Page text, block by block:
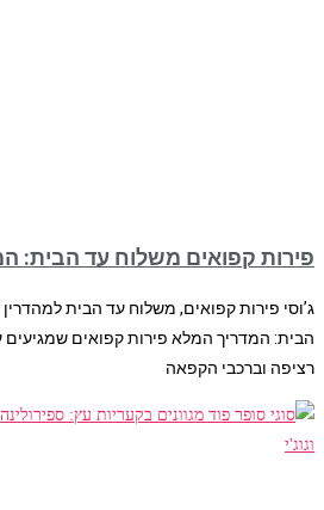
פירות קפואים משלוח עד הבית:
ג’וסי פירות קפואים, משלוח עד הבית
הבית: המדריך המלא פירות קפואים
רציפה וברכבי הקפאה